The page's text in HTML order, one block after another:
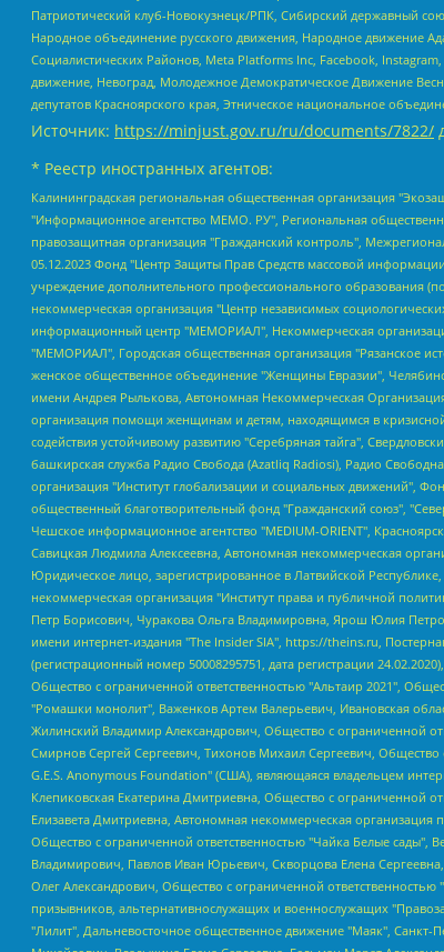
Патриотический клуб-Новокузнецк/РПК, Сибирский державный
Народное объединение русского движения, Народное движение
Социалистических Районов, Meta Platforms Inc, Facebook,
движение, Невоград, Молодежное Демократическое Движение
депутатов Красноярского края, Этническое национальное
Источник: https://minjust.gov.ru/ru/documents/7822/
* Реестр иностранных агентов:
Калининградская региональная общественная организация "Экозащита!-Женсовет", Фонд содействия защите прав и свобод граждан "Общественный вердикт", Фонд "Институт Развития Свободы Информации", Частное учреждение "Информационное агентство МЕМО. РУ", Региональная общественная организация "Общественная комиссия по сохранению наследия академика Сахарова", Фонд поддержки свободы прессы, Санкт-Петербургская общественная правозащитная организация "Гражданский контроль", Межрегиональная общественная организация "Информационно-просветительский центр "Мемориал", Региональный Фонд "Центр Защиты Прав Средств Массовой Информации", с 05.12.2023 Фонд "Центр Защиты Прав Средств массовой информации", Региональная общественная благотворительная организация помощи беженцам и мигрантам "Гражданское содействие", Негосударственное образовательное учреждение дополнительного профессионального образования (повышение квалификации) специалистов "АКАДЕМИЯ ПО ПРАВАМ ЧЕЛОВЕКА", Свердловская региональная общественная организация "Сутяжник", Автономная некоммерческая организация "Центр независимых социологических исследований", Союз общественных объединений "Российский исследовательский центр по правам человека", Региональное общественное учреждение научно-информационный центр "МЕМОРИАЛ", Некоммерческая организация "Фонд защиты гласности", Автономная некоммерческая организация "Институт прав человека", Городская общественная организация "Екатеринбургское общество "МЕМОРИАЛ", Городская общественная организация "Рязанское историко-просветительское и правозащитное общество "Мемориал" (Рязанский Мемориал), Челябинский региональный орган общественной самодеятельности – женское общественное объединение "Женщины Евразии", Челябинский региональный орган общественной самодеятельности "Уральская правозащитная группа", Фонд содействия защите здоровья и социальной справедливости имени Андрея Рылькова, Автономная Некоммерческая Организация "Аналитический Центр Юрия Левады", Автономная некоммерческая организация социальной поддержки населения "Проект Апрель", Региональная общественная организация помощи женщинам и детям, находящимся в кризисной ситуации "Информационно-методический центр "Анна", Фонд содействия развитию массовых коммуникаций и правовому просвещению "Так-так-Так", Фонд содействия устойчивому развитию "Серебряная тайга", Свердловский региональный общественный фонд социальных проектов "Новое время", "Idel.Реалии", Кавказ.Реалии, Крым.Реалии, Телеканал Настоящее Время, Татаро-башкирская служба Радио Свобода (Azatliq Radiosi), Радио Свободная Европа/Радио Свобода (PCE/PC), "Сибирь.Реалии", "Фактограф", Благотворительный фонд помощи осужденным и их семьям, Автономная некоммерческая организация "Институт глобализации и социальных движений", Фонд "В защиту прав заключенных", Частное учреждение "Центр поддержки и содействия развитию средств